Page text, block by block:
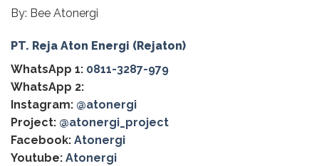
By: Bee Atonergi
PT. Reja Aton Energi (Rejaton)
WhatsApp 1: 0811-3287-979
WhatsApp 2:
Instagram: @atonergi
Project: @atonergi_project
Facebook: Atonergi
Youtube: Atonergi